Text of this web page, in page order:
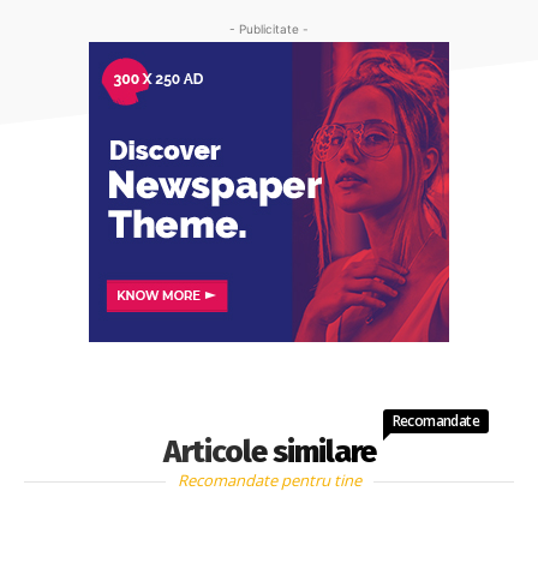
- Publicitate -
Articole similare
Recomandate
Recomandate pentru tine